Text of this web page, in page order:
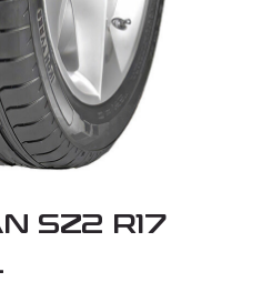
SZ2 R17